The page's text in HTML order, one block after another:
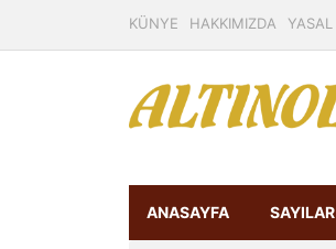
KÜNYE HAKKIMIZDA YASAL
ANASAYFA SAYILAR